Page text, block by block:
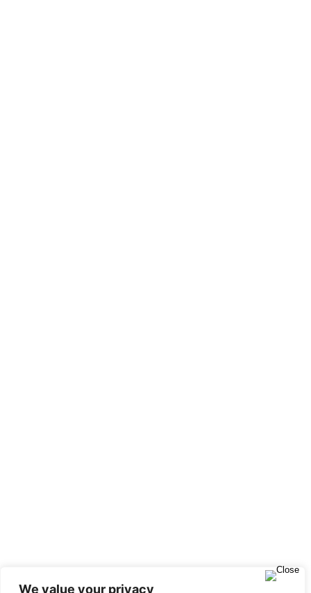
We value your privacy